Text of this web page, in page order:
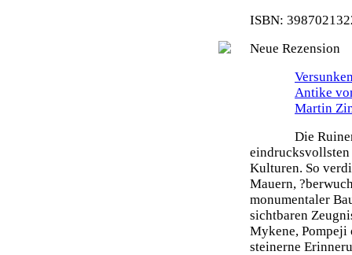
ISBN:
Neue Rezension
Antike
Martin
Die
eindrucksvollsten
Kulturen. So
Mauern,
monumentaler
sichtbaren
Mykene, Pompeji
steinerne